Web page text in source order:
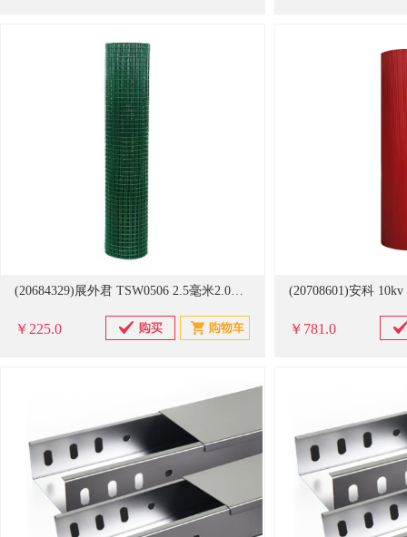
(20684329)展外君 TSW0506 2.5毫米2.0米高6厘米孔 铁丝安全围栏网(单位：卷)
￥225.0 ￥781.0